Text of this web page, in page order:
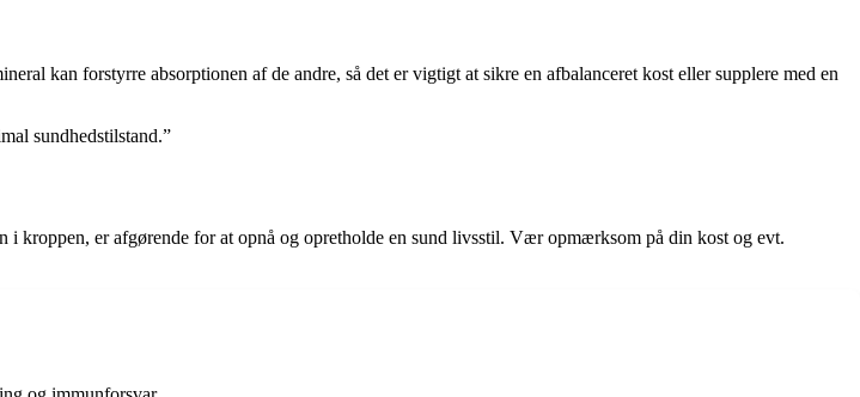
kan forstyrre absorptionen af de andre, så det er vigtigt at sikre en afbalanceret kost eller supplere med en
sundhedstilstand.”
kroppen, er afgørende for at opnå og opretholde en sund livsstil. Vær opmærksom på din kost og evt.